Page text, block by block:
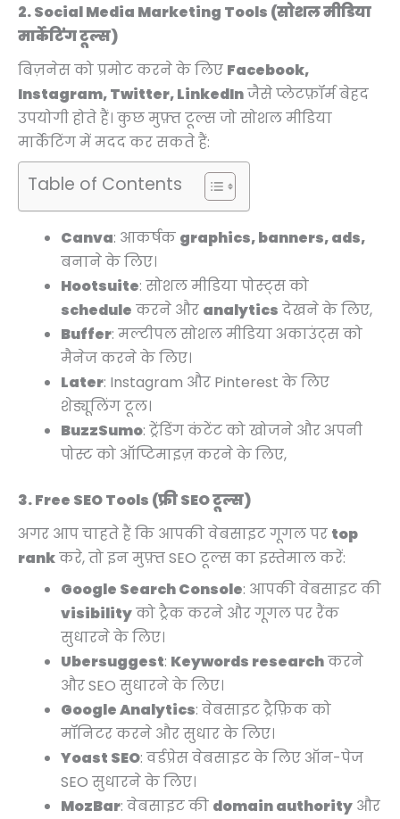
2. Social Media Marketing Tools (सोशल मीडिया
मार्केटिंग टूल्स)
बिज़नेस को प्रमोट करने के लिए Facebook,
Instagram, Twitter, LinkedInजैसे प्लेटफ़ॉर्म बेहद
उपयोगी होते हैं। कुछ मुफ़्त टूल्स जो सोशल मीडिया
मार्केटिंग में मदद कर सकते हैं:
Table of Contents
Canva: आकर्षक graphics, banners, ads,
बनाने के लिए।
Hootsuite: सोशल मीडिया पोस्ट्स को
schedule करने और analytics देखने के लिए,
Buffer: मल्टीपल सोशल मीडिया अकाउंट्स को
मैनेज करने के लिए।
Later: Instagram और Pinterest के लिए
शेड्यूलिंग टूल।
BuzzSumo: ट्रेंडिंग कंटेंट को खोजने और अपनी
पोस्ट को ऑप्टिमाइज़ करने के लिए,
3. Free SEO Tools (फ्री SEO टूल्स)
अगर आप चाहते हैं कि आपकी वेबसाइट गूगल पर top
rankकरे, तो इन मुफ़्त SEO टूल्स का इस्तेमाल करें:
Google Search Console: आपकी वेबसाइट की
visibilityको ट्रैक करने और गूगल पर रैंक
सुधारने के लिए।
Ubersuggest: Keywords researchकरने
और SEO सुधारने के लिए।
Google Analytics: वेबसाइट ट्रैफ़िक को
मॉनिटर करने और सुधार के लिए।
Yoast SEO: वर्डप्रेस वेबसाइट के लिए ऑन-पेज
SEO सुधारने के लिए।
MozBar: वेबसाइट की domain authority और